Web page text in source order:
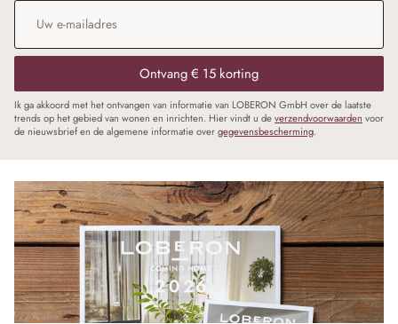
E-mailadres
Ontvang € 15 korting
Ik ga akkoord met het ontvangen van informatie van LOBERON GmbH over de laatste
trends op het gebied van wonen en inrichten. Hier vindt u deverzendvoorwaarden voor
de nieuwsbrief en de algemene informatie overgegevensbescherming.